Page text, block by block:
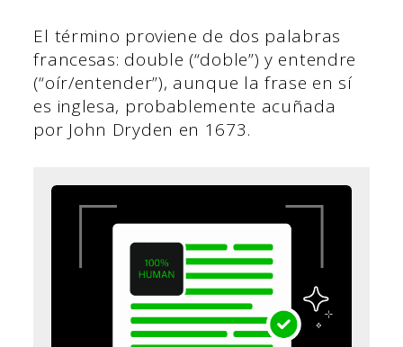
El término proviene de dos palabras
francesas: double (“doble”) y entendre
(“oír/entender”), aunque la frase en sí
es inglesa, probablemente acuñada
por John Dryden en 1673.